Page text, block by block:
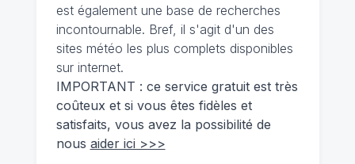
est également une base de recherches
incontournable. Bref, il s'agit d'un des
sites météo les plus complets disponibles
sur internet.
IMPORTANT : ce service gratuit est très
coûteux et si vous êtes fidèles et
satisfaits, vous avez la possibilité de
nous aider ici >>>